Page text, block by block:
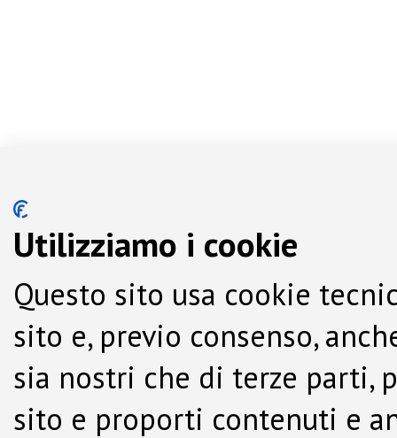
Utilizziamo i cookie
Questo sito usa cookie
sito e, previo consenso,
sia nostri che di terze parti,
sito e proporti contenuti e